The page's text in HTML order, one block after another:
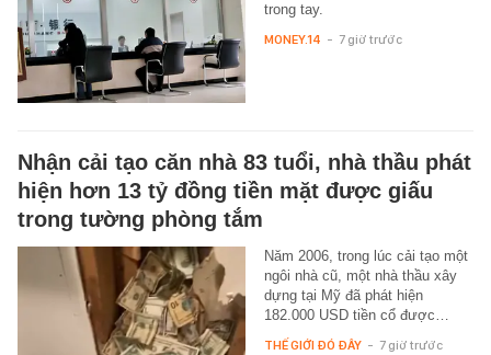
trong tay.
MONEY.14 - 7 giờ trước
Nhận cải tạo căn nhà 83 tuổi, nhà thầu phát
hiện hơn 13 tỷ đồng tiền mặt được giấu
trong tường phòng tắm
Năm 2006, trong lúc cải tạo một
ngôi nhà cũ, một nhà thầu xây
dựng tại Mỹ đã phát hiện
182.000 USD tiền cổ được…
THẾ GIỚI ĐÓ ĐÂY - 7 giờ trước